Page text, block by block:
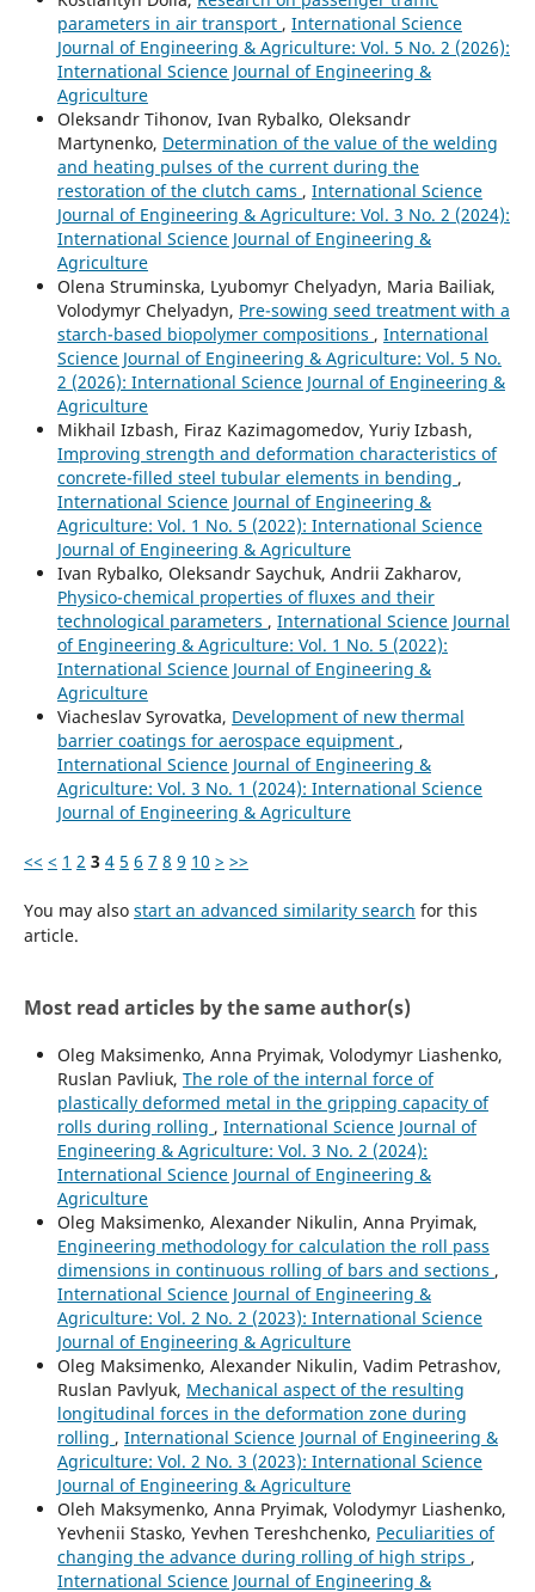
parameters in air transport , International Science
Journal of Engineering & Agriculture: Vol. 5 No. 2 (2026):
International Science Journal of Engineering &
Agriculture
Oleksandr Tihonov, Ivan Rybalko, Oleksandr
Martynenko, Determination of the value of the welding
and heating pulses of the current during the
restoration of the clutch cams , International Science
Journal of Engineering & Agriculture: Vol. 3 No. 2 (2024):
International Science Journal of Engineering &
Agriculture
Olena Struminska, Lyubomyr Chelyadyn, Maria Baіlіak,
Volodymyr Chelyadyn, Pre-sowing seed treatment with a
starch-based biopolymer compositions , International
Science Journal of Engineering & Agriculture: Vol. 5 No.
2 (2026): International Science Journal of Engineering &
Agriculture
Mikhail Izbash, Firaz Kazimagomedov, Yuriy Izbash,
Improving strength and deformation characteristics of
concrete-filled steel tubular elements in bending ,
International Science Journal of Engineering &
Agriculture: Vol. 1 No. 5 (2022): International Science
Journal of Engineering & Agriculture
Ivan Rybalko, Oleksandr Saychuk, Andrii Zakharov,
Physico-chemical properties of fluxes and their
technological parameters , International Science Journal
of Engineering & Agriculture: Vol. 1 No. 5 (2022):
International Science Journal of Engineering &
Agriculture
Viacheslav Syrovatka, Development of new thermal
barrier coatings for aerospace equipment ,
International Science Journal of Engineering &
Agriculture: Vol. 3 No. 1 (2024): International Science
Journal of Engineering & Agriculture
<< < 1 2 3 4 5 6 7 8 9 10 > >>
You may also start an advanced similarity search for this
article.
Most read articles by the same author(s)
Oleg Maksimenko, Anna Pryimak, Volodymyr Liashenko,
Ruslan Pavliuk, The role of the internal force of
plastically deformed metal in the gripping capacity of
rolls during rolling , International Science Journal of
Engineering & Agriculture: Vol. 3 No. 2 (2024):
International Science Journal of Engineering &
Agriculture
Oleg Maksimenko, Alexander Nikulin, Anna Pryimak,
Engineering methodology for calculation the roll pass
dimensions in continuous rolling of bars and sections ,
International Science Journal of Engineering &
Agriculture: Vol. 2 No. 2 (2023): International Science
Journal of Engineering & Agriculture
Oleg Maksimenko, Alexander Nikulin, Vadim Petrashov,
Ruslan Pavlyuk, Mechanical aspect of the resulting
longitudinal forces in the deformation zone during
rolling , International Science Journal of Engineering &
Agriculture: Vol. 2 No. 3 (2023): International Science
Journal of Engineering & Agriculture
Oleh Maksymenko, Anna Pryimak, Volodymyr Liashenko,
Yevhenii Stasko, Yevhen Tereshchenko, Peculiarities of
changing the advance during rolling of high strips ,
International Science Journal of Engineering &